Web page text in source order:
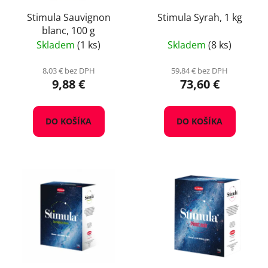
Stimula Sauvignon
blanc, 100 g
Skladem (1 ks)
8,03 € bez DPH
9,88 €
DO KOŠÍKA
Stimula Syrah, 1 kg
Skladem (8 ks)
59,84 € bez DPH
73,60 €
DO KOŠÍKA